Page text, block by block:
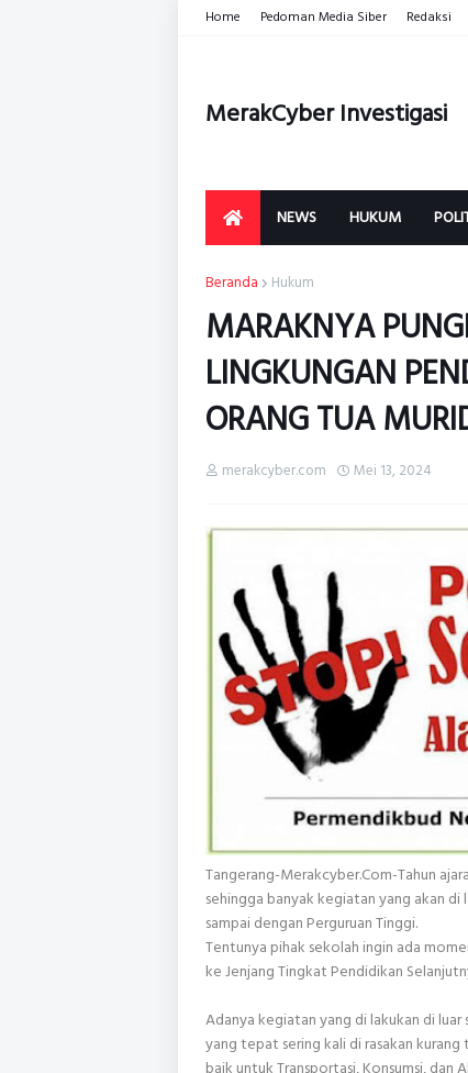
Home Pedoman Media Siber Redaksi
MerakCyber Investigasi
NEWS HUKUM
Beranda Hukum
MARAKNYA
LINGKUNGAN
ORANG TUA
merakcyber.com Mei 13, 2024
Tangerang-Merakcyber.Com-Tahun
sehingga banyak kegiatan yang akan
sampai dengan Perguruan Tinggi.
Tentunya pihak sekolah ingin ada
ke Jenjang Tingkat Pendidikan
Adanya kegiatan yang di lakukan di
yang tepat sering kali di rasakan